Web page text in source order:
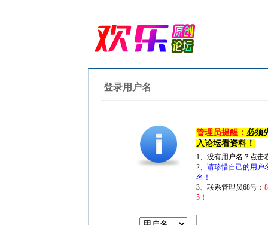
登录用户名
管理员提醒： 必须
入论坛看资料！
1、没有用户名？点
2、 请珍惜自己的用户
名！
3、联系管理员68号：
5 ！